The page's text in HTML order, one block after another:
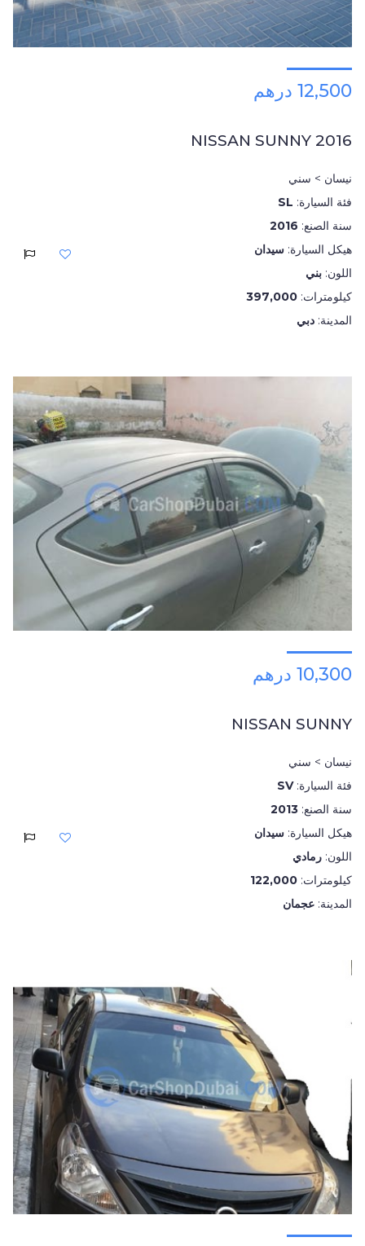
12,500 درهم
NISSAN SUNNY 2016
نيسان > سني
فئة السيارة: SL
سنة الصنع: 2016
هيكل السيارة: سيدان
اللون: بني
كيلومترات: 397,000
المدينة: دبي
10,300 درهم
NISSAN SUNNY
نيسان > سني
فئة السيارة:SV
سنة الصنع: 2013
هيكل السيارة: سيدان
اللون: رمادي
كيلومترات: 122,000
المدينة: عجمان